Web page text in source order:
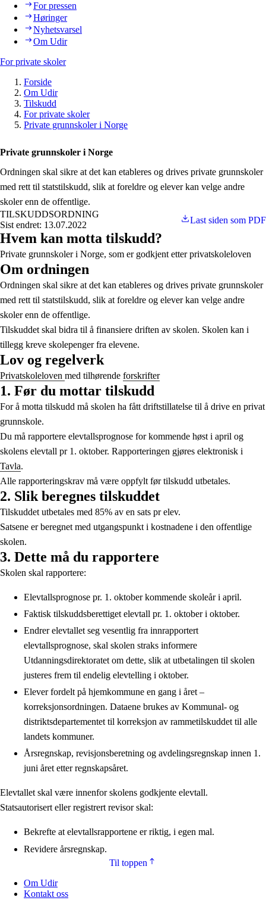
For pressen
Høringer
Nyhetsvarsel
Om Udir
For private skoler
Forside
Om Udir
Tilskudd
For private skoler
Private grunnskoler i Norge
Private grunnskoler i Norge
Ordningen skal sikre at det kan etableres og drives private grunnskoler
med rett til statstilskudd, slik at foreldre og elever kan velge andre
skoler enn de offentlige.
TILSKUDDSORDNING
Sist endret: 13.07.2022
Last siden som PDF
Hvem kan motta tilskudd?
Private grunnskoler i Norge, som er godkjent etter privatskoleloven
Om ordningen
Ordningen skal sikre at det kan etableres og drives private grunnskoler
med rett til statstilskudd, slik at foreldre og elever kan velge andre
skoler enn de offentlige.
Tilskuddet skal bidra til å finansiere driften av skolen. Skolen kan i
tillegg kreve skolepenger fra elevene.
Lov og regelverk
Privatskoleloven med tilhørende forskrifter
1. Før du mottar tilskudd
For å motta tilskudd må skolen ha fått driftstillatelse til å drive en privat
grunnskole.
Du må rapportere elevtallsprognose for kommende høst i april og
skolens elevtall pr 1. oktober. Rapporteringen gjøres elektronisk i
Tavla.
Alle rapporteringskrav må være oppfylt før tilskudd utbetales.
2. Slik beregnes tilskuddet
Tilskuddet utbetales med 85% av en sats pr elev.
Satsene er beregnet med utgangspunkt i kostnadene i den offentlige
skolen.
3. Dette må du rapportere
Skolen skal rapportere:
Elevtallsprognose pr. 1. oktober kommende skoleår i april.
Faktisk tilskuddsberettiget elevtall pr. 1. oktober i oktober.
Endrer elevtallet seg vesentlig fra innrapportert
elevtallsprognose, skal skolen straks informere
Utdanningsdirektoratet om dette, slik at utbetalingen til skolen
justeres frem til endelig elevtelling i oktober.
Elever fordelt på hjemkommune en gang i året –
korreksjonsordningen. Dataene brukes av Kommunal- og
distriktsdepartementet til korreksjon av rammetilskuddet til alle
landets kommuner.
Årsregnskap, revisjonsberetning og avdelingsregnskap innen 1.
juni året etter regnskapsåret.
Elevtallet skal være innenfor skolens godkjente elevtall.
Statsautorisert eller registrert revisor skal:
Bekrefte at elevtallsrapportene er riktig, i egen mal.
Revidere årsregnskap.
Til toppen
Om Udir
Kontakt oss